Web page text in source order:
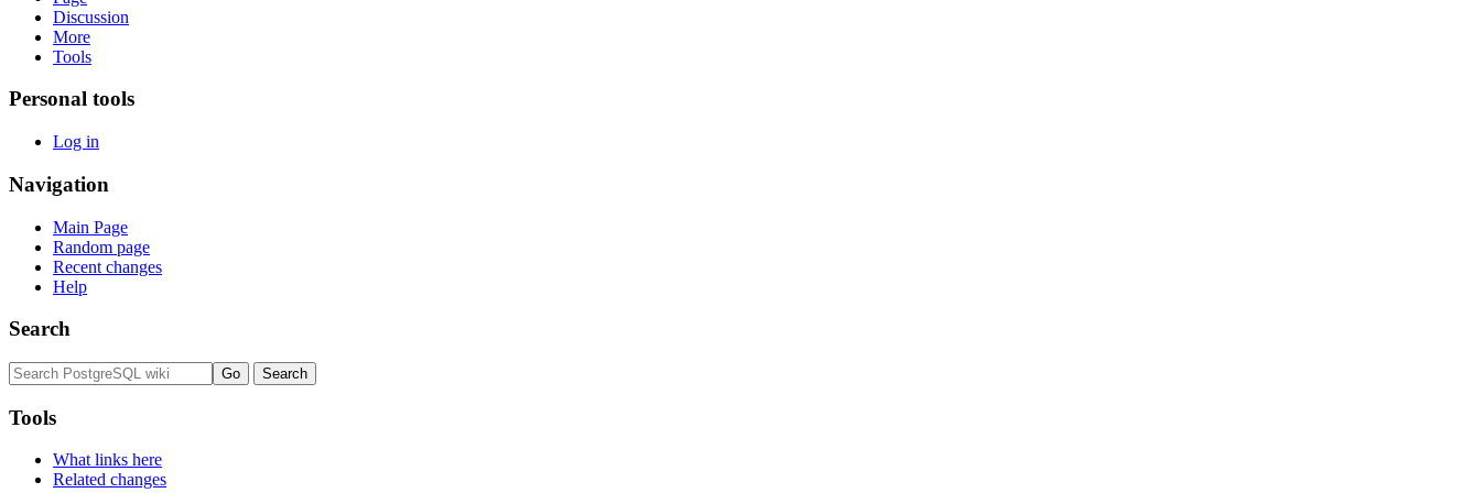
Discussion
More
Tools
Personal tools
Log in
Navigation
Main Page
Random page
Recent changes
Help
Search
Tools
What links here
Related changes